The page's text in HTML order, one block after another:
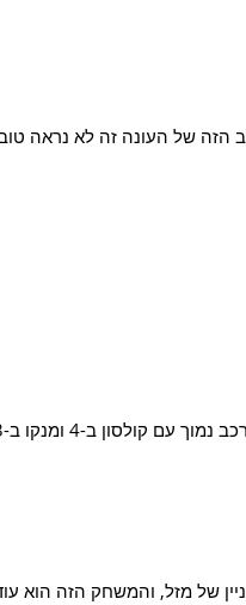
הזה של העונה זה לא נראה
של מזל, והמשחק הזה הוא